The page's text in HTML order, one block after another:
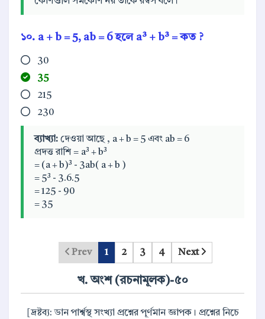
১০. a + b = 5, ab = 6 হলে a³ + b³ = কত ?
30
35
215
230
ব্যাখ্যা: দেওয়া আছে , a + b = 5 এবং ab = 6
প্রদত্ত রাশি = a³ + b³
= (a + b)³ - 3ab( a + b )
= 5³ - 3.6.5
= 125 - 90
= 35
Prev 1 2 3 4 Next
খ. অংশ (রচনামূলক)-৫০
[দ্রষ্টব্য: ডান পার্শ্বস্থ সংখ্যা প্রশ্নের পূর্ণমান জ্ঞাপক। প্রশ্নের নিচে